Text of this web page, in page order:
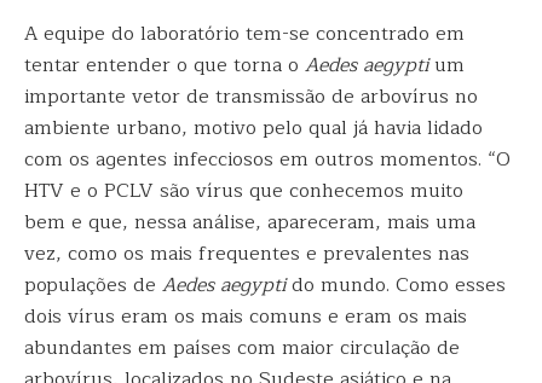
A equipe do laboratório tem-se concentrado em
tentar entender o que torna o Aedes aegyptium
importante vetor de transmissão de arbovírus no
ambiente urbano, motivo pelo qual já havia lidado
com os agentes infecciosos em outros momentos. “O
HTV e o PCLV são vírus que conhecemos muito
bem e que, nessa análise, apareceram, mais uma
vez, como os mais frequentes e prevalentes nas
populações de Aedes aegyptido mundo. Como esses
dois vírus eram os mais comuns e eram os mais
abundantes em países com maior circulação de